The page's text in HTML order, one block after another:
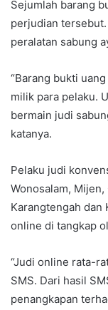
Sejumlah barang
perjudian
peralatan sabung
“Barang bukti
milik para pelaku.
bermain judi
katanya.
Pelaku judi
Wonosalam,
Karangtengah dan
online di tangkap
“Judi online rata-
SMS. Dari hasil
penangkapan